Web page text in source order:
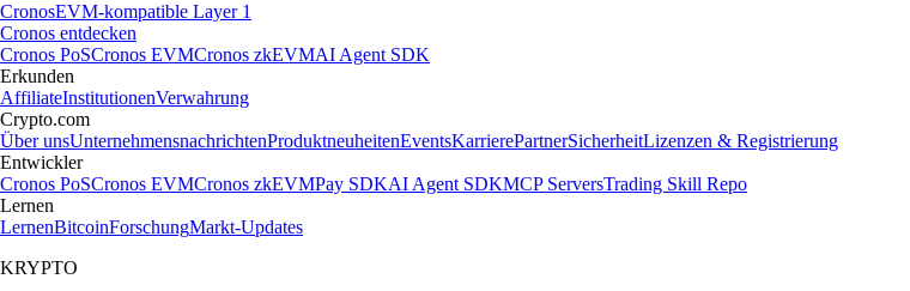
CronosEVM-kompatible Layer 1
Cronos entdecken
Cronos PoSCronos EVMCronos zkEVMAI Agent SDK
Erkunden
AffiliateInstitutionenVerwahrung
Crypto.com
Über unsUnternehmensnachrichtenProduktneuheitenEventsKarrierePartnerSicherheitLizenzen & Registrierung
Entwickler
Cronos PoSCronos EVMCronos zkEVMPay SDKAI Agent SDKMCP ServersTrading Skill Repo
Lernen
LernenBitcoinForschungMarkt-Updates
KRYPTO